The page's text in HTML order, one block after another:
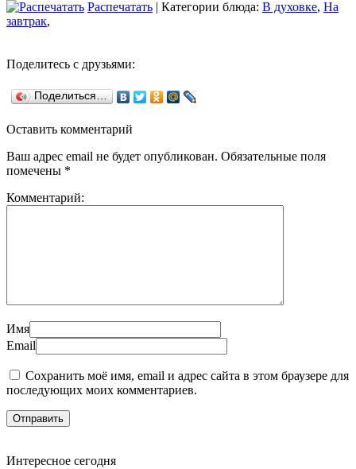
Распечатать | Категории блюда: В духовке, На
завтрак,
Поделитесь с друзьями:
Поделиться…
Оставить комментарий
Ваш адрес email не будет опубликован. Обязательные поля
помечены *
Комментарий:
Имя
Email
Сохранить моё имя, email и адрес сайта в этом браузере для
последующих моих комментариев.
Интересное сегодня